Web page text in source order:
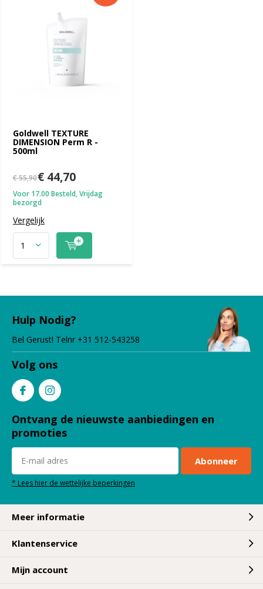
Goldwell TEXTURE
DIMENSION Perm R -
500ml
€ 55,90€ 44,70
Voor 17.00 Besteld, Vrijdag
bezorgd
Vergelijk
Hulp Nodig?
Bel Gerust! Telnr +31 512-543258
Volg ons
Ontvang de nieuwste aanbiedingen en
promoties
Abonneer
* Lees hier de wettelijke beperkingen
Meer informatie
Klantenservice
Mijn account